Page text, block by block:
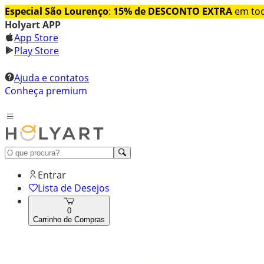
Especial São Lourenço: 15% de DESCONTO EXTRA em
Holyart APP
App Store
Play Store
Ajuda e contatos
Conheça premium
Entrar
Lista de Desejos
0
Carrinho de Compras